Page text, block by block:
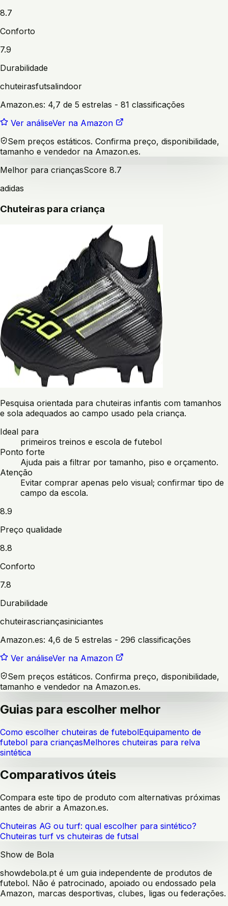
8.7
Conforto
7.9
Durabilidade
chuteirasfutsalindoor
Amazon.es: 4,7 de 5 estrelas - 81 classificações
Ver análiseVer na Amazon
Sem preços estáticos. Confirma preço, disponibilidade,
tamanho e vendedor na Amazon.es.
Melhor para criançasScore 8.7
adidas
Chuteiras para criança
Pesquisa orientada para chuteiras infantis com tamanhos
e sola adequados ao campo usado pela criança.
Ideal para
primeiros treinos e escola de futebol
Ponto forte
Ajuda pais a filtrar por tamanho, piso e orçamento.
Atenção
Evitar comprar apenas pelo visual; confirmar tipo de
campo da escola.
8.9
Preço qualidade
8.8
Conforto
7.8
Durabilidade
chuteirascriançasiniciantes
Amazon.es: 4,6 de 5 estrelas - 296 classificações
Ver análiseVer na Amazon
Sem preços estáticos. Confirma preço, disponibilidade,
tamanho e vendedor na Amazon.es.
Guias para escolher melhor
Como escolher chuteiras de futebolEquipamento de
futebol para criançasMelhores chuteiras para relva
sintética
Comparativos úteis
Compara este tipo de produto com alternativas próximas
antes de abrir a Amazon.es.
Chuteiras AG ou turf: qual escolher para sintético?
Chuteiras turf vs chuteiras de futsal
Show de Bola
showdebola.pt é um guia independente de produtos de
futebol. Não é patrocinado, apoiado ou endossado pela
Amazon, marcas desportivas, clubes, ligas ou federações.